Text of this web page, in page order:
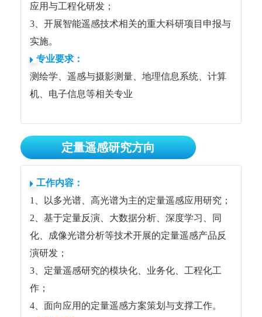
应用与工程化研发；
3、开展智能遥感技术相关的重大科研项目申报与
实施。
专业要求：
测绘学、遥感与摄影测量、地理信息系统、计算
机、电子信息等相关专业
定量遥感研究方向
工作内容：
1、以多光谱、高光谱为主的定量遥感应用研究；
2、基于定量反演、大数据分析、深度学习、同
化、成像光谱分析等技术开展的定量遥感产品反
演研发；
3、定量遥感研究的模块化、业务化、工程化工
作；
4、面向应用的定量遥感方案策划与支撑工作。